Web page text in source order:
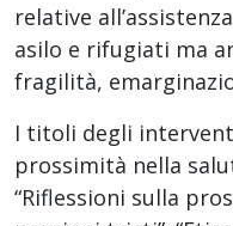
relative
asilo e rifugiati ma
fragilità,
I titoli degli
prossimità nella
“Riflessioni sulla